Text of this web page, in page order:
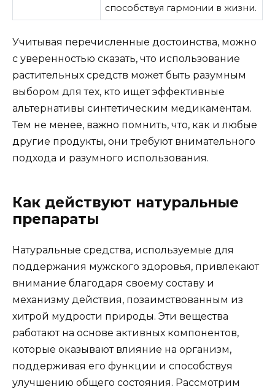
способствуя гармонии в жизни.
Учитывая перечисленные достоинства, можно
с уверенностью сказать, что использование
растительных средств может быть разумным
выбором для тех, кто ищет эффективные
альтернативы синтетическим медикаментам.
Тем не менее, важно помнить, что, как и любые
другие продукты, они требуют внимательного
подхода и разумного использования.
Как действуют натуральные
препараты
Натуральные средства, используемые для
поддержания мужского здоровья, привлекают
внимание благодаря своему составу и
механизму действия, позаимствованным из
хитрой мудрости природы. Эти вещества
работают на основе активных компонентов,
которые оказывают влияние на организм,
поддерживая его функции и способствуя
улучшению общего состояния. Рассмотрим